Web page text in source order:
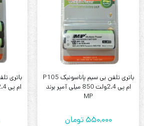
باتری تلفن بی سیم پاناسونیک P105
ام پی 2.4ولت 850 میلی آمپر برند
MP
550,000تومان